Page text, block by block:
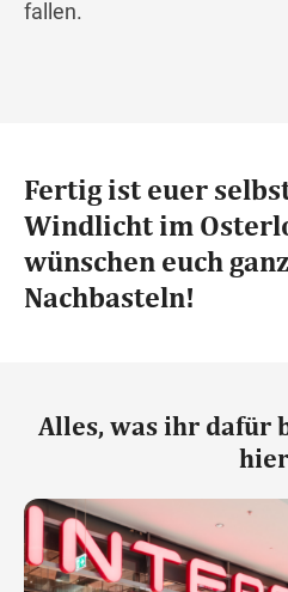
fallen.
Fertig ist euer
Windlicht im
wünschen euch
Nachbasteln!
Alles, was ihr dafür